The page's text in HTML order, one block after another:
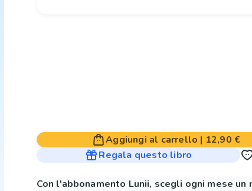
Aggiungi al carrello | 12,90 €
Regala questo libro
Con l'abbonamento Lunii, scegli ogni mese un